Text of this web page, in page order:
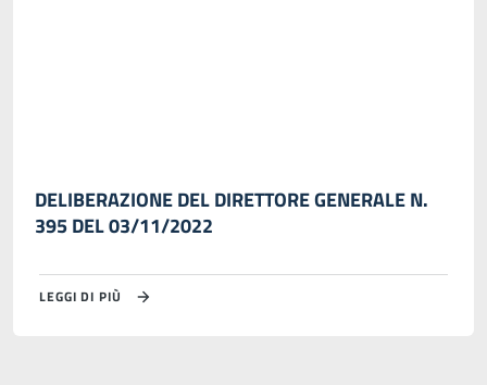
DELIBERAZIONE DEL DIRETTORE GENERALE N.
395 DEL 03/11/2022
LEGGI DI PIÙ